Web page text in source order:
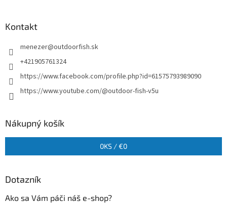
Kontakt
menezer@outdoorfish.sk
+421905761324
https://www.facebook.com/profile.php?id=61575793989090
https://www.youtube.com/@outdoor-fish-v5u
Nákupný košík
0KS /€0
Dotazník
Ako sa Vám páči náš e-shop?